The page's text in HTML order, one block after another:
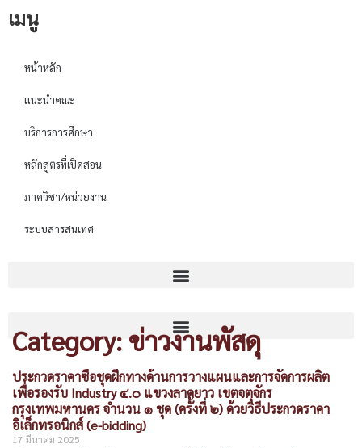
เมนู
หน้าหลัก
แนะนำคณะ
บริการการศึกษา
หลักสูตรที่เปิดสอน
ภาควิชา/หน่วยงาน
ระบบสารสนเทศ
Category: ข่าวงานพัสดุ
ประกวดราคาซื้อชุดฝึกทางด้านการวางแผนและการจัดการผลิต
เพื่อรองรับ Industry ๔.๐ แขวงลาดยาว เขตจตุจักร
กรุงเทพมหานคร จำนวน ๑ ชุด (ครั้งที่ ๒) ด้วยวิธีประกวดราคา
อิเล็กทรอนิกส์ (e-bidding)
17 มีนาคม 2025